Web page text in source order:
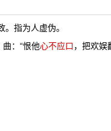
指为人虚伪。
曲：“恨他心不应口，把欢娱